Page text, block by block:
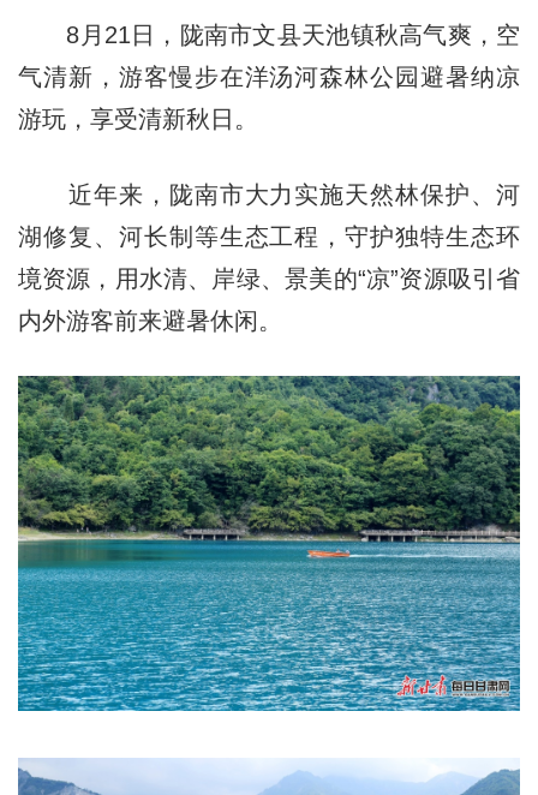
8月21日，陇南市文县天池镇秋高气爽，空
气清新，游客慢步在洋汤河森林公园避暑纳凉
游玩，享受清新秋日。
近年来，陇南市大力实施天然林保护、河
湖修复、河长制等生态工程，守护独特生态环
境资源，用水清、岸绿、景美的“凉”资源吸引省
内外游客前来避暑休闲。